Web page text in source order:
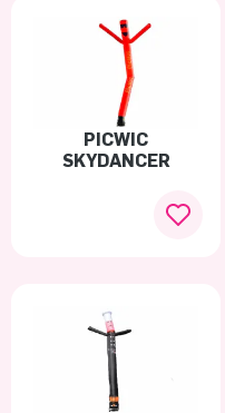
PICWIC
SKYDANCER